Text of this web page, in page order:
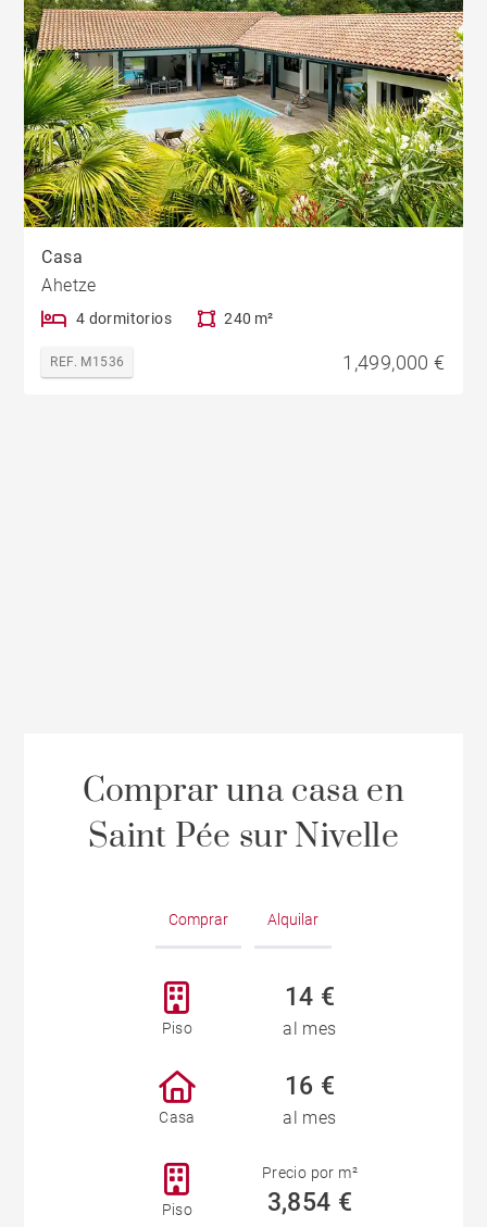
Casa
Ahetze
4 dormitorios 240 m²
REF. M1536 1,499,000 €
Comprar una casa en
Saint Pée sur Nivelle
Comprar Alquilar
Piso
14 €
al mes
Casa
16 €
al mes
Piso
Precio por m²
3,854 €